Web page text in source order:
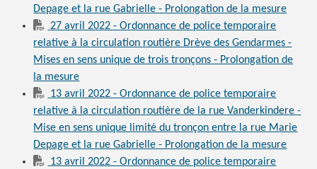
Depage et la rue Gabrielle - Prolongation de la mesure
27 avril 2022 - Ordonnance de police temporaire
relative à la circulation routière Drève des Gendarmes -
Mises en sens unique de trois tronçons - Prolongation de
la mesure
13 avril 2022 - Ordonnance de police temporaire
relative à la circulation routière de la rue Vanderkindere -
Mise en sens unique limité du tronçon entre la rue Marie
Depage et la rue Gabrielle - Prolongation de la mesure
13 avril 2022 - Ordonnance de police temporaire